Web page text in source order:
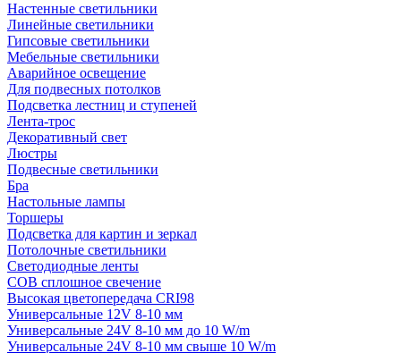
Настенные светильники
Линейные светильники
Гипсовые светильники
Мебельные светильники
Аварийное освещение
Для подвесных потолков
Подсветка лестниц и ступеней
Лента-трос
Декоративный свет
Люстры
Подвесные светильники
Бра
Настольные лампы
Торшеры
Подсветка для картин и зеркал
Потолочные светильники
Светодиодные ленты
COB сплошное свечение
Высокая цветопередача CRI98
Универсальные 12V 8-10 мм
Универсальные 24V 8-10 мм до 10 W/m
Универсальные 24V 8-10 мм свыше 10 W/m